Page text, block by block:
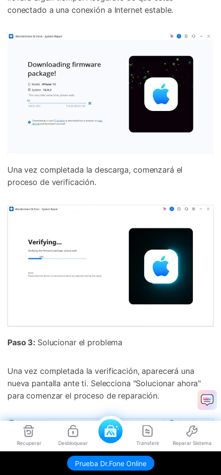
Recuperar Desbloquear Transferir Reparar Sistema
Prueba Dr.Fone Online
Envíame link de descarga
conectado a una conexión a Internet estable.
Una vez completada la descarga, comenzará el
proceso de verificación.
Paso 3: Solucionar el problema
Una vez completada la verificación, aparecerá una
nueva pantalla ante ti. Selecciona "Solucionar ahora"
para comenzar el proceso de reparación.